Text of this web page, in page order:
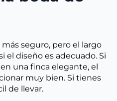
seguro, pero el largo
el diseño es adecuado. Si
una finca elegante, el
muy bien. Si tienes
de llevar.